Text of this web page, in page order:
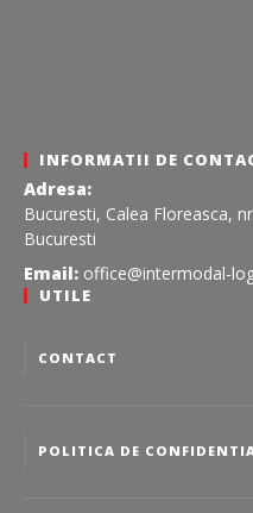
INFORMATII DE
Adresa:
Bucuresti, Calea Floreasca,
Bucuresti
Email: office@intermodal-
UTILE
CONTACT
POLITICA DE